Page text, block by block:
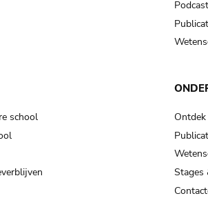
school
Stages